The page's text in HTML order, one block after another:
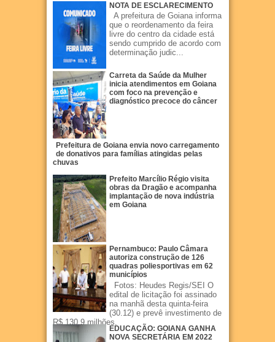
NOTA DE ESCLARECIMENTO
A prefeitura de Goiana informa
que o reordenamento da feira
livre do centro da cidade está
sendo cumprido de acordo com
determinação judic...
Carreta da Saúde da Mulher
inicia atendimentos em Goiana
com foco na prevenção e
diagnóstico precoce do câncer
Prefeitura de Goiana envia novo carregamento
de donativos para famílias atingidas pelas
chuvas
Prefeito Marcílio Régio visita
obras da Dragão e acompanha
implantação de nova indústria
em Goiana
Pernambuco: Paulo Câmara
autoriza construção de 126
quadras poliesportivas em 62
municípios
Fotos: Heudes Regis/SEI O
edital de licitação foi assinado
na manhã desta quinta-feira
(30.12) e prevê investimento de
R$ 130,9 milhões.
EDUCAÇÃO: GOIANA GANHA
NOVA SECRETÁRIA EM 2022